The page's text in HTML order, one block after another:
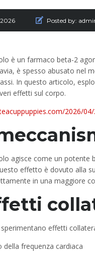
Posted by:
è un farmaco beta-2
è spesso abusato nel
In questo articolo,
effetti sul corpo.
2026/
agisce come un potente
effetto è dovuto alla
in una maggiore
effetti
della frequenza cardiaca